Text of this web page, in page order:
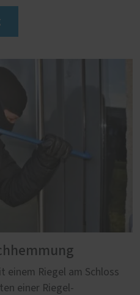
einem Riegel am Schloss
einer Riegel-